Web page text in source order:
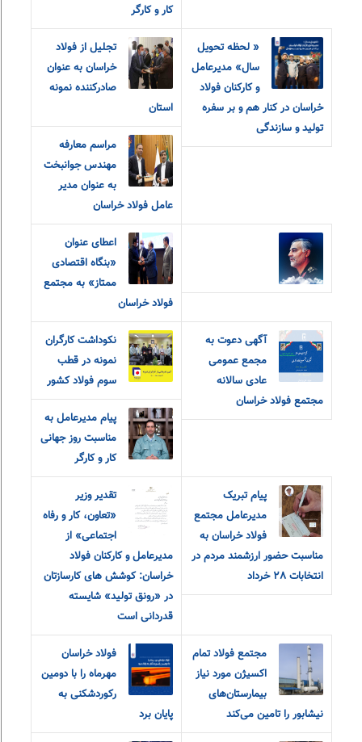
کار و کارگر
« لحظه تحویل
سال» مدیرعامل
و‌ کارکنان فولاد
خراسان در کنار هم و بر سفره
تولید و سازندگی
تجلیل از فولاد
خراسان به عنوان
صادرکننده نمونه
استان
مراسم معارفه
مهندس جوانبخت
به عنوان مدیر
عامل فولاد خراسان
اعطای عنوان
«بنگاه اقتصادی
ممتاز» به مجتمع
فولاد خراسان
آگهی دعوت به
مجمع عمومی
عادی سالانه
مجتمع فولاد خراسان
نکوداشت کارگران
نمونه در قطب
سوم فولاد کشور
پیام مدیرعامل به
مناسبت روز جهانی
کار و کارگر
پیام تبریک
مدیرعامل مجتمع
فولاد خراسان به
مناسبت حضور ارزشمند مردم در
انتخابات ٢٨ خرداد
تقدیر وزیر
«تعاون، کار و رفاه
اجتماعی» از
مدیرعامل و کارکنان فولاد
خراسان: کوشش های کارسازتان
در «رونق تولید» شایسته
قدردانی است
مجتمع فولاد تمام
اکسیژن مورد نیاز
بیمارستان‌های
نیشابور را تامین می‌کند
فولاد خراسان
مهرماه را با دومین
رکوردشکنی به
پایان برد